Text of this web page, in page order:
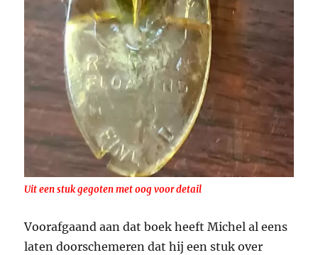
Uit een stuk gegoten met oog voor detail
Voorafgaand aan dat boek heeft Michel al eens
laten doorschemeren dat hij een stuk over